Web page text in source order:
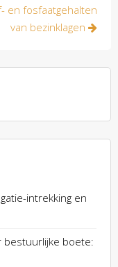
en fosfaatgehalten
van bezinklagen
intrekking en
bestuurlijke boete: